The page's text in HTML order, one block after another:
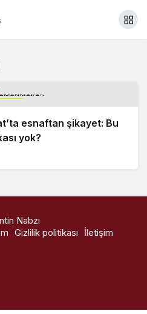
esnaftan şikayet: Bu
yok?
Nabzı
Gizlilik politikası İletişim